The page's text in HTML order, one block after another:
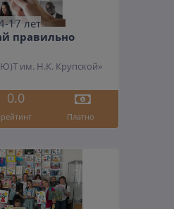
17 лет
правильно
им. Н.К. Крупской»
0.0
рейтинг Платно